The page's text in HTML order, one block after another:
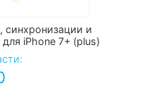
синхронизации и
iPhone 7+ (plus)